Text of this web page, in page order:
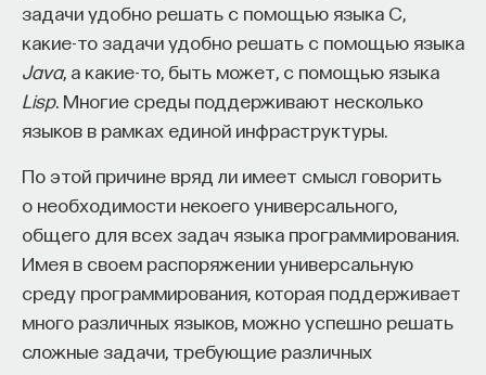
задачи удобно решать с помощью языка C,
какие-то задачи удобно решать с помощью языка
Java, а какие-то, быть может, с помощью языка
Lisp. Многие среды поддерживают несколько
языков в рамках единой инфраструктуры.
По этой причине вряд ли имеет смысл говорить
о необходимости некоего универсального,
общего для всех задач языка программирования.
Имея в своем распоряжении универсальную
среду программирования, которая поддерживает
много различных языков, можно успешно решать
сложные задачи, требующие различных
понятие, с любыми устройствами, с любыми
девайсами, которые позволяют нам выходить
в Сеть или создавать какие-нибудь цифровые
артефакты. Второе — этоsoftware skills— навыки
взаимодействия уже не с самим железом,
как раз и открывает возможности для работы
с контентом. И тут надо осознавать, что
существует целое направление
Software Studies
развитием которого занимается в том числе Лев
Манович. Это люди, специально
разрабатывающие технологии понимания софта
как того пространства сценариев, которое